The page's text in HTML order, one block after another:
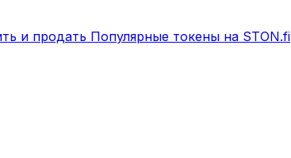
и продать Популярные токены на STON.fi